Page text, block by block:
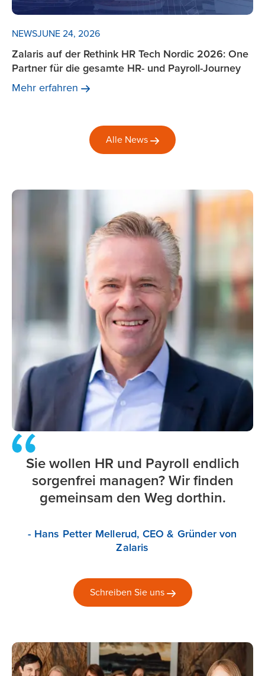
NEWSJUNE 24, 2026
Zalaris auf der Rethink HR Tech Nordic 2026: One
Partner für die gesamte HR- und Payroll-Journey
Mehr erfahren
Alle News
Sie wollen HR und Payroll endlich
sorgenfrei managen? Wir finden
gemeinsam den Weg dorthin.
- Hans Petter Mellerud, CEO & Gründer von
Zalaris
Schreiben Sie uns